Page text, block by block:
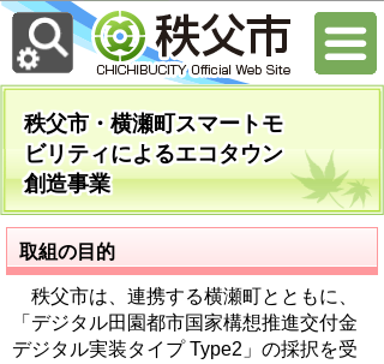
秩父市・横瀬町スマートモ
ビリティによるエコタウン
創造事業
取組の目的
秩父市は、連携する横瀬町とともに、
「デジタル田園都市国家構想推進交付金
デジタル実装タイプ Type2」の採択を受